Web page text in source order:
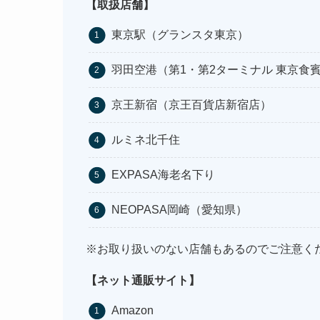
【取扱店舗】
東京駅（グランスタ東京）
羽田空港（第1・第2ターミナル 東京食賓
京王新宿（京王百貨店新宿店）
ルミネ北千住
EXPASA海老名下り
NEOPASA岡崎（愛知県）
※お取り扱いのない店舗もあるのでご注意く
【ネット通販サイト】
Amazon